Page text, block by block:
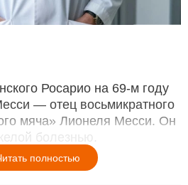
Росарио на 69-м году
— отец восьмикратного
мяча» Лионеля Месси. Он
болезнью.
полностью